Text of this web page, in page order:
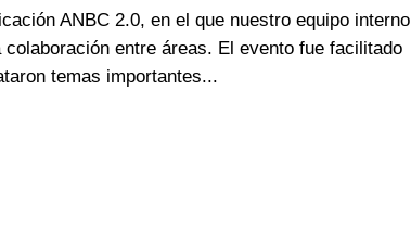
ANBC 2.0, en el que nuestro equipo interno
entre áreas. El evento fue facilitado
temas importantes...